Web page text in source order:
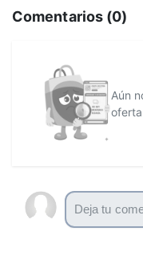
Comentarios (0)
Aún